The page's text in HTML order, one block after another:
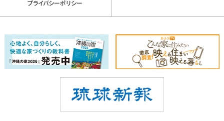
プライバシーポリシー